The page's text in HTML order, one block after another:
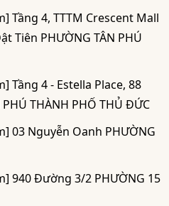
Tầng 4, TTTM Crescent Mall
Tiên PHƯỜNG TÂN PHÚ
Tầng 4 - Estella Place, 88
THÀNH PHỐ THỦ ĐỨC
03 Nguyễn Oanh PHƯỜNG
940 Đường 3/2 PHƯỜNG 15